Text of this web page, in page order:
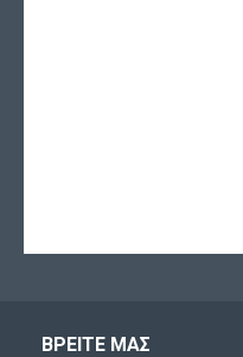
ΒΡΕΙΤΕ ΜΑΣ